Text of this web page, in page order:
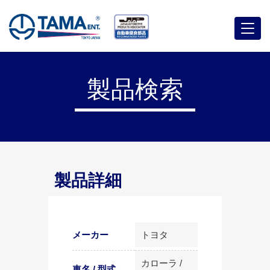
メ
ニ
製品検索
製品詳細
メーカー トヨタ
カローラ /